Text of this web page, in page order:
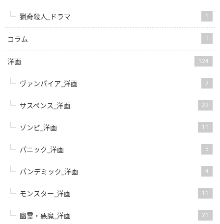
猟奇殺人_ドラマ 1
コラム 1
洋画 124
ヴァンパイア_洋画 7
サスペンス_洋画 22
ゾンビ_洋画 11
パニック_洋画 5
パンデミック_洋画 4
モンスター_洋画 11
幽霊・悪魔_洋画 21